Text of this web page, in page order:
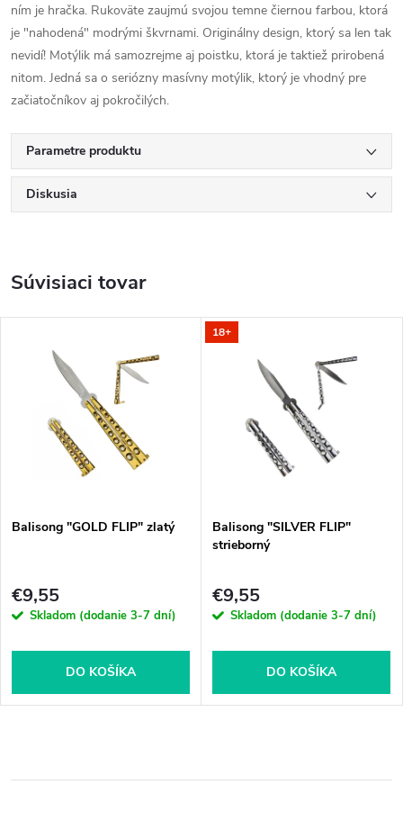
ním je hračka. Rukoväte zaujmú svojou temne čiernou farbou, ktorá
je "nahodená" modrými škvrnami. Originálny design, ktorý sa len tak
nevidí! Motýlik má samozrejme aj poistku, ktorá je taktiež prirobená
nitom. Jedná sa o seriózny masívny motýlik, ktorý je vhodný pre
začiatočníkov aj pokročilých.
Parametre produktu
Diskusia
Súvisiaci tovar
Balisong "GOLD FLIP" zlatý
€9,55
Skladom (dodanie 3-7 dní)
DO KOŠÍKA
18+
Balisong "SILVER FLIP"
strieborný
€9,55
Skladom (dodanie 3-7 dní)
DO KOŠÍKA